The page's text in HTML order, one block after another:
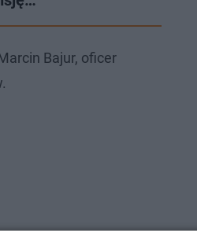
Bajur, oficer